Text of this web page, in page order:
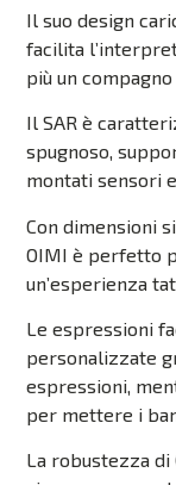
Il suo design
facilita
più un
Il SAR è
spugnoso,
montati sensori
Con dimensioni
OIMI è perfetto
un’esperienza
Le espressioni
personalizzate
espressioni,
per mettere i
La robustezza di